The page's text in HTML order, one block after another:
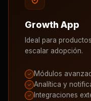
Growth App
Ideal para
escalar adopción.
✓ Módulos
✓ Analítica y
✓ Integraciones